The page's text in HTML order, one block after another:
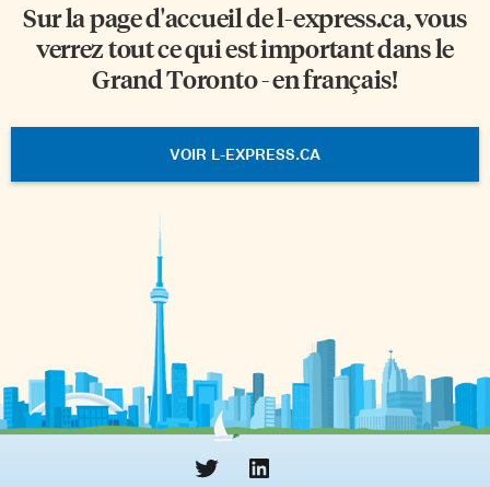
Sur la page d'accueil del-express.ca, vous
verrez tout ce qui est important dans le
Grand Toronto - en français!
VOIR L-EXPRESS.CA